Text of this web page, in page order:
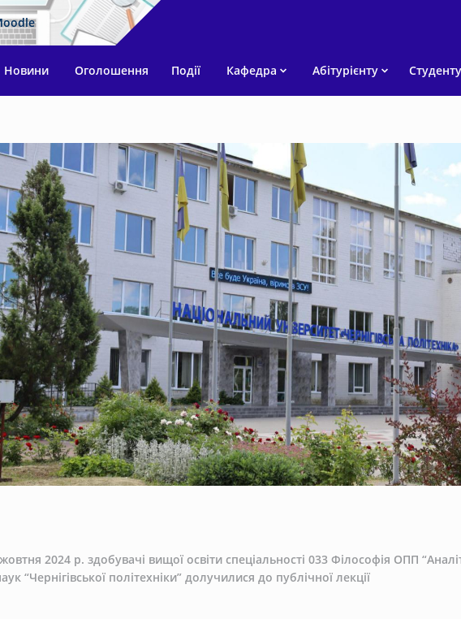
Новини Оголошення Події Кафедра Абітурієнту Студенту
2024 р. здобувачі вищої освіти спеціальності 033 Філософія ОПП
“Чернігівської політехніки” долучилися до публічної лекції